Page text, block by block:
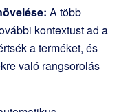
A több
kontextust ad a
a terméket, és
való rangsorolás